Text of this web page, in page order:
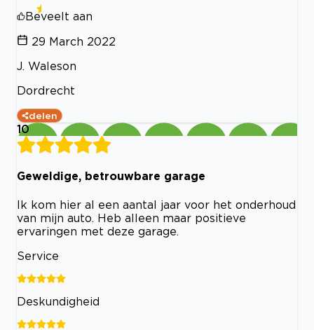
Beveelt aan
29 March 2022
J. Waleson
Dordrecht
delen
10
Geweldige, betrouwbare garage
Ik kom hier al een aantal jaar voor het onderhoud
van mijn auto. Heb alleen maar positieve
ervaringen met deze garage.
Service
Deskundigheid